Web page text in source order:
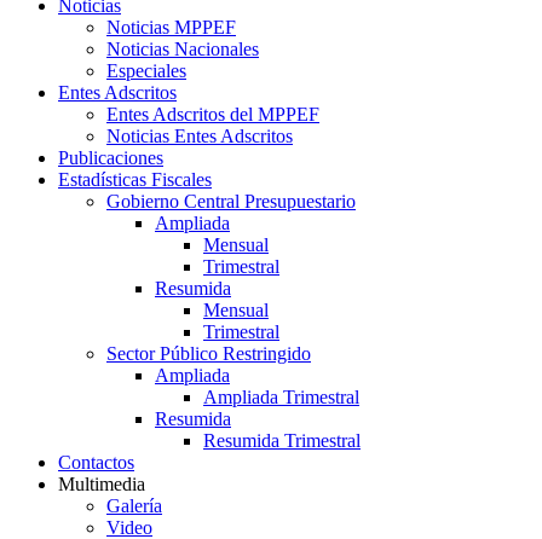
Noticias
Noticias MPPEF
Noticias Nacionales
Especiales
Entes Adscritos
Entes Adscritos del MPPEF
Noticias Entes Adscritos
Publicaciones
Estadísticas Fiscales
Gobierno Central Presupuestario
Ampliada
Mensual
Trimestral
Resumida
Mensual
Trimestral
Sector Público Restringido
Ampliada
Ampliada Trimestral
Resumida
Resumida Trimestral
Contactos
Multimedia
Galería
Video